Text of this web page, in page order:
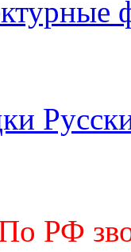
РФ